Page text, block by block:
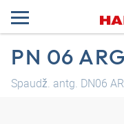
PN 06
Spaudž. antg. DN06